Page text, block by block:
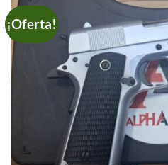
¡Oferta!